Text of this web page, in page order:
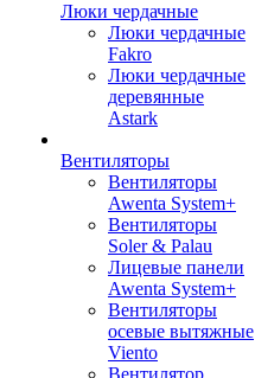
Люки чердачные
Люки чердачные
Fakro
Люки чердачные
деревянные
Astark
Вентиляторы
Вентиляторы
Awenta System+
Вентиляторы
Soler & Palau
Лицевые панели
Awenta System+
Вентиляторы
осевые вытяжные
Viento
Вентилятор